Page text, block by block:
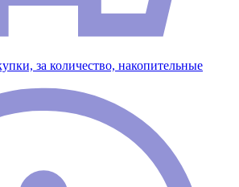
за количество, накопительные